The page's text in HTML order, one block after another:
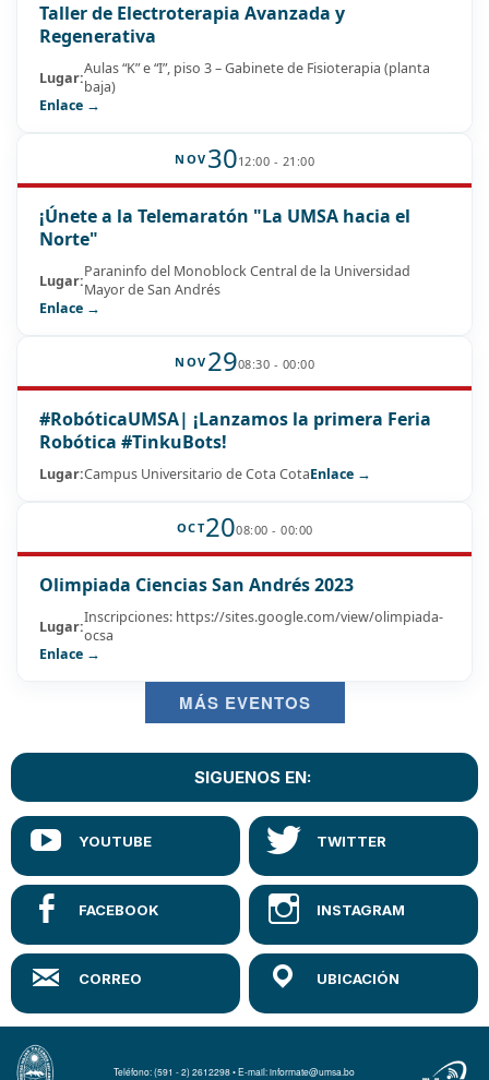
Taller de Electroterapia Avanzada y
Regenerativa
Lugar:Aulas “K” e “I”, piso 3 – Gabinete de Fisioterapia (planta
baja)
Enlace →
NOV 3012:00 - 21:00
¡Únete a la Telemaratón "La UMSA hacia el
Norte"
Lugar:Paraninfo del Monoblock Central de la Universidad
Mayor de San Andrés
Enlace →
NOV 2908:30 - 00:00
#RobóticaUMSA| ¡Lanzamos la primera Feria
Robótica #TinkuBots!
Lugar:Campus Universitario de Cota CotaEnlace →
OCT2008:00 - 00:00
Olimpiada Ciencias San Andrés 2023
Lugar:Inscripciones: https://sites.google.com/view/olimpiada-
ocsa
Enlace →
MÁS EVENTOS
SIGUENOS EN:
Teléfono: (591 - 2) 2612298 • E-mail: informate@umsa.bo